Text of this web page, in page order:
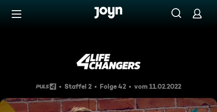
Zum Inhalt springen
4Lifechangers vom
Staffel 2 Folge 42 vom 11.02.2022